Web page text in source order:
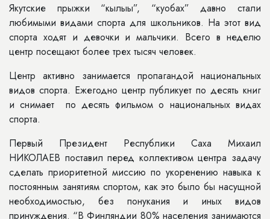
Якутские прыжки “кылыы”, “куобах” давно стали
любимыми видами спорта для школьников. На этот вид
спорта ходят и девочки и мальчики. Всего в неделю
центр посещают более трех тысяч человек.
Центр активно занимается пропагандой национальных
видов спорта. Ежегодно центр публикует по десять книг
и снимает по десять фильмом о национальных видах
спорта.
Первый Президент Республики Саха Михаил
НИКОЛАЕВ поставил перед коллективом центра задачу
сделать приоритетной миссию по укоренению навыка к
постоянным занятиям спортом, как это было бы насущной
необходимостью, без понукания и иных видов
принуждения. “В Финляндии 80% населения занимаются